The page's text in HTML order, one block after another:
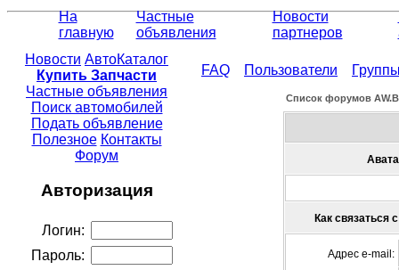
На
главную
Частные
объявления
Новости
партнеров
Новости АвтоКаталог
Купить Запчасти
Частные объявления
Поиск автомобилей
Подать объявление
Полезное Контакты
Форум
Авторизация
Логин:
Пароль:
FAQ Пользователи
Список форумов
Как связаться
Адрес e-mail: